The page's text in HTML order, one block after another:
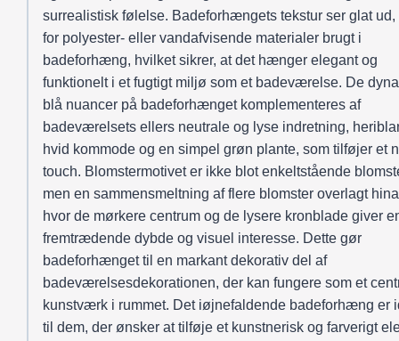
surrealistisk følelse. Badeforhængets tekstur ser glat ud,
for polyester- eller vandafvisende materialer brugt i
badeforhæng, hvilket sikrer, at det hænger elegant og
funktionelt i et fugtigt miljø som et badeværelse. De
blå nuancer på badeforhænget komplementeres af
badeværelsets ellers neutrale og lyse indretning,
hvid kommode og en simpel grøn plante, som tilføjer et
touch. Blomstermotivet er ikke blot enkeltstående
men en sammensmeltning af flere blomster overlagt
hvor de mørkere centrum og de lysere kronblade giver
fremtrædende dybde og visuel interesse. Dette gør
badeforhænget til en markant dekorativ del af
badeværelsesdekorationen, der kan fungere som et
kunstværk i rummet. Det iøjnefaldende badeforhæng er
til dem, der ønsker at tilføje et kunstnerisk og farverigt